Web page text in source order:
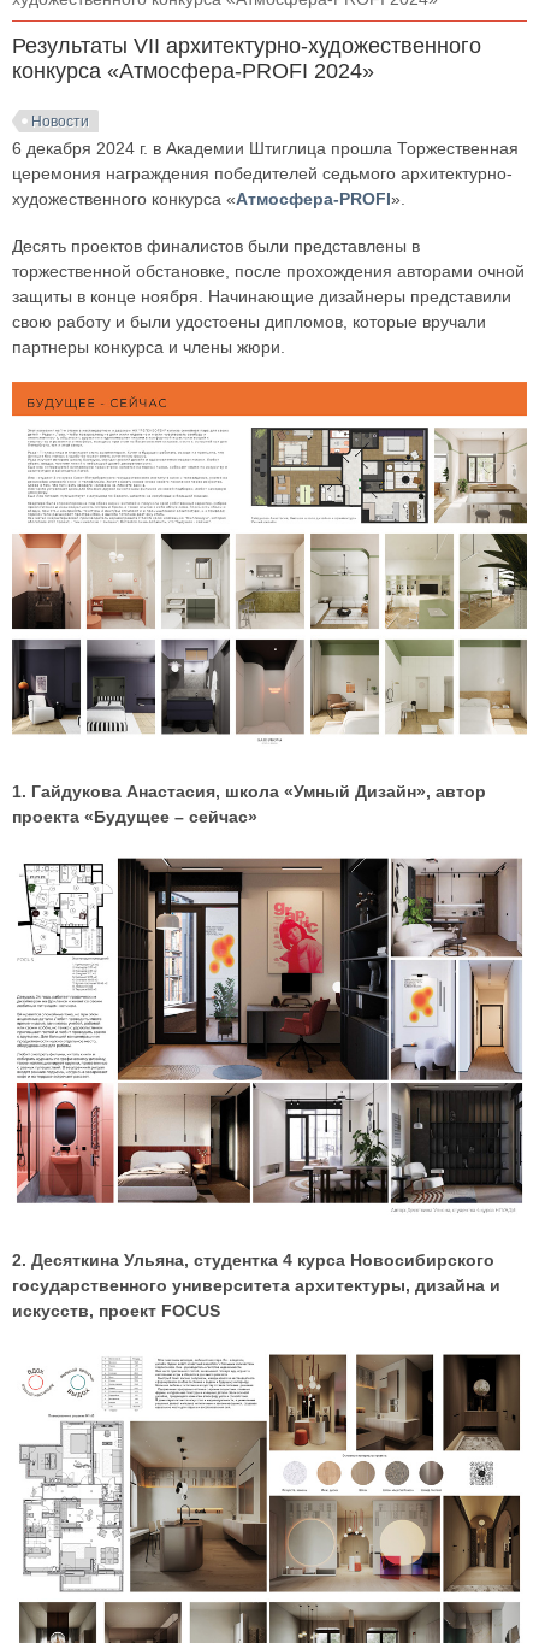
Результаты VII архитектурно-художественного
конкурса «Атмосфера-PROFI 2024»
Новости
6 декабря 2024 г. в Академии Штиглица прошла Торжественная
церемония награждения победителей седьмого архитектурно-
художественного конкурса «Атмосфера-PROFI».
Десять проектов финалистов были представлены в
торжественной обстановке, после прохождения авторами очной
защиты в конце ноября. Начинающие дизайнеры представили
свою работу и были удостоены дипломов, которые вручали
партнеры конкурса и члены жюри.
1. Гайдукова Анастасия, школа «Умный Дизайн», автор
проекта «Будущее – сейчас»
2. Десяткина Ульяна, студентка 4 курса Новосибирского
государственного университета архитектуры, дизайна и
искусств, проект FOCUS